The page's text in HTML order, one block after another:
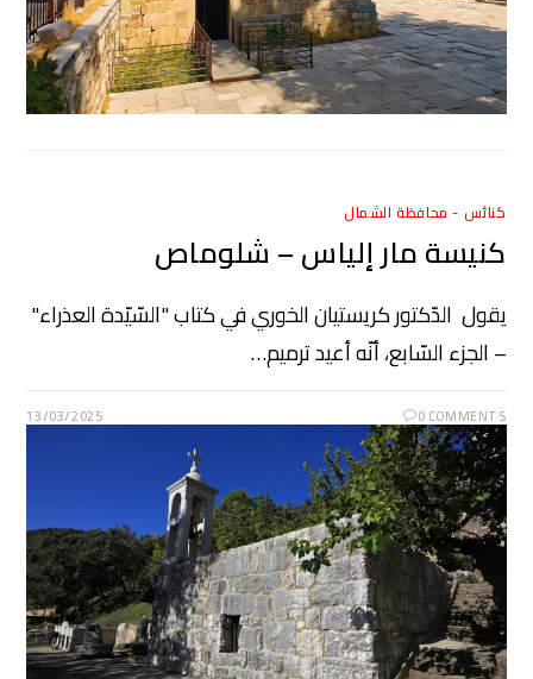
كنائس - محافظة الشمال
كنيسة مار إلياس – شلوماص
يقول الدّكتور كريستيان الخوري في كتاب "السّيّدة العذراء"
– الجزء السّابع، أنّه أعيد ترميم…
0 COMMENTS
13/03/2025